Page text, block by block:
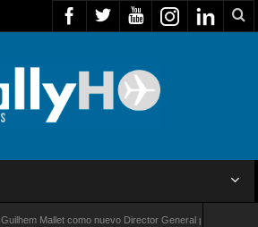
Mallet como nuevo Director General para América